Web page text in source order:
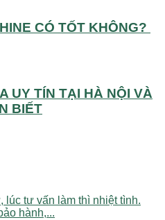
CÓ TỐT KHÔNG?
UY TÍN TẠI HÀ NỘI VÀ
BIẾT
lúc tư vấn làm thì nhiệt tình.
hành,...